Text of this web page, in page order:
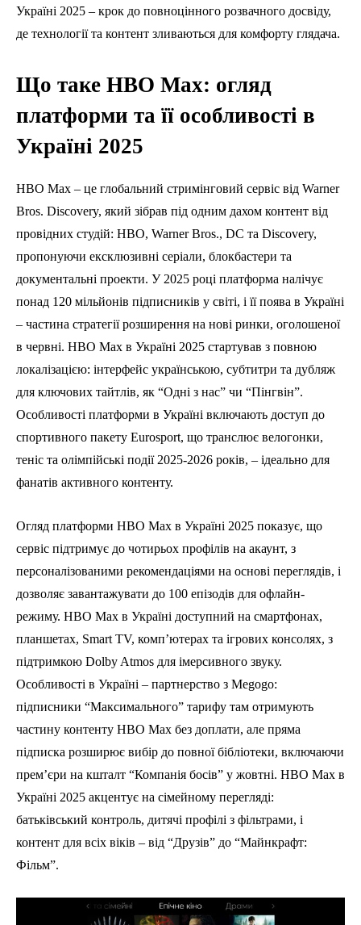
Україні 2025 – крок до повноцінного розвачного досвіду,
де технології та контент зливаються для комфорту глядача.
Що таке HBO Max: огляд
платформи та її особливості в
Україні 2025
HBO Max – це глобальний стримінговий сервіс від Warner
Bros. Discovery, який зібрав під одним дахом контент від
провідних студій: HBO, Warner Bros., DC та Discovery,
пропонуючи ексклюзивні серіали, блокбастери та
документальні проекти. У 2025 році платформа налічує
понад 120 мільйонів підписників у світі, і її поява в Україні
– частина стратегії розширення на нові ринки, оголошеної
в червні. HBO Max в Україні 2025 стартував з повною
локалізацією: інтерфейс українською, субтитри та дубляж
для ключових тайтлів, як “Одні з нас” чи “Пінгвін”.
Особливості платформи в Україні включають доступ до
спортивного пакету Eurosport, що транслює велогонки,
теніс та олімпійські події 2025-2026 років, – ідеально для
фанатів активного контенту.
Огляд платформи HBO Max в Україні 2025 показує, що
сервіс підтримує до чотирьох профілів на акаунт, з
персоналізованими рекомендаціями на основі переглядів, і
дозволяє завантажувати до 100 епізодів для офлайн-
режиму. HBO Max в Україні доступний на смартфонах,
планшетах, Smart TV, комп’ютерах та ігрових консолях, з
підтримкою Dolby Atmos для імерсивного звуку.
Особливості в Україні – партнерство з Megogo:
підписники “Максимального” тарифу там отримують
частину контенту HBO Max без доплати, але пряма
підписка розширює вибір до повної бібліотеки, включаючи
прем’єри на кшталт “Компанія босів” у жовтні. HBO Max в
Україні 2025 акцентує на сімейному перегляді:
батьківський контроль, дитячі профілі з фільтрами, і
контент для всіх віків – від “Друзів” до “Майнкрафт:
Фільм”.